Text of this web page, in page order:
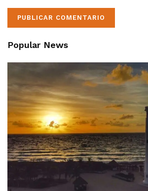
Popular News